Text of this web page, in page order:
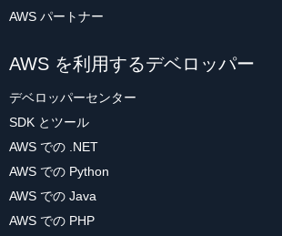
AWS パートナー
AWS を利用するデベロッパー
デベロッパーセンター
SDK とツール
AWS での .NET
AWS での Python
AWS での Java
AWS での PHP